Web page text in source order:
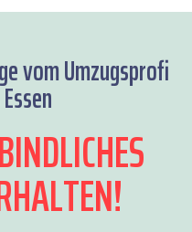
vom Umzugsprofi